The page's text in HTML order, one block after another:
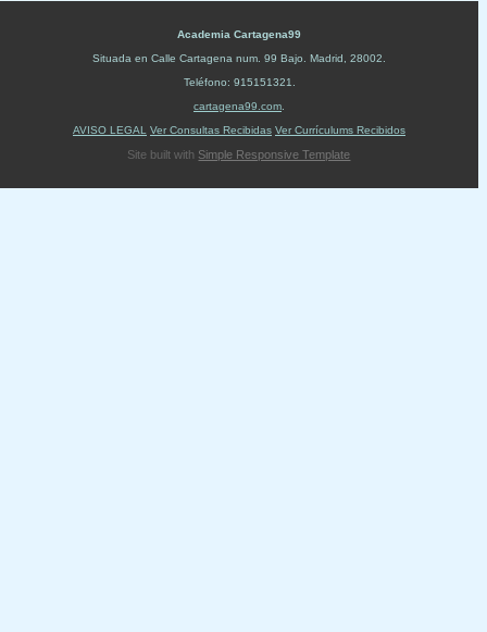
Academia Cartagena99
Situada en Calle Cartagena num. 99 Bajo Madrid 28002
Teléfono: 915151321
cartagena99.com
AVISO LEGAL
Ver Consultas Recibidas Ver Currículums Recibidos
Site built with Simple Responsive Template